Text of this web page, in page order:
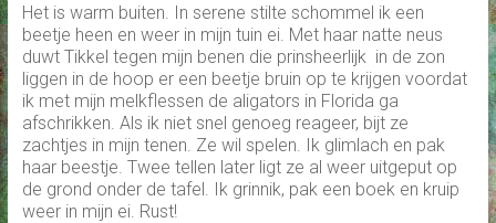
Het is warm buiten. In serene stilte schommel ik een
beetje heen en weer in mijn tuin ei. Met haar natte neus
duwt Tikkel tegen mijn benen die prinsheerlijk in de zon
liggen in de hoop er een beetje bruin op te krijgen voordat
ik met mijn melkflessen de aligators in Florida ga
afschrikken. Als ik niet snel genoeg reageer, bijt ze
zachtjes in mijn tenen. Ze wil spelen. Ik glimlach en pak
haar beestje. Twee tellen later ligt ze al weer uitgeput op
de grond onder de tafel. Ik grinnik, pak een boek en kruip
weer in mijn ei. Rust!